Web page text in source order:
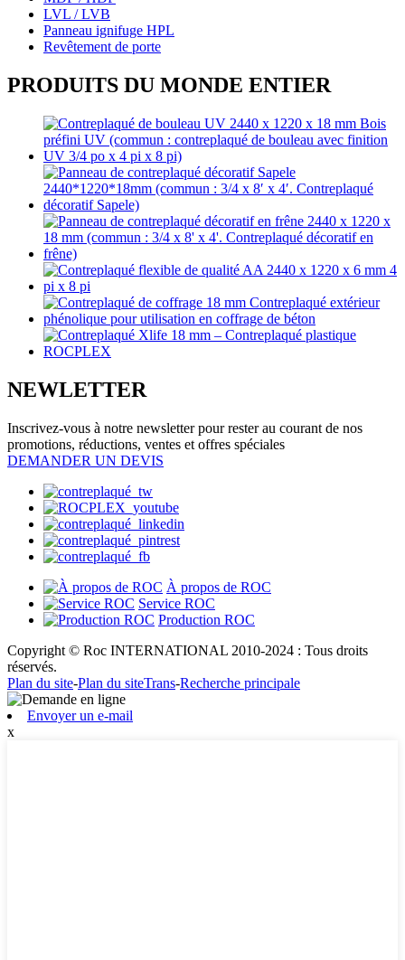
LVL / LVB
Panneau ignifuge HPL
Revêtement de porte
PRODUITS DU MONDE ENTIER
NEWLETTER
Inscrivez-vous à notre newsletter pour rester au courant de nos
promotions, réductions, ventes et offres spéciales
DEMANDER UN DEVIS
À propos de ROC
Service ROC
Production ROC
Copyright © Roc INTERNATIONAL 2010-2024 : Tous droits
réservés.
Plan du site-Plan du siteTrans-Recherche principale
Envoyer un e-mail
x